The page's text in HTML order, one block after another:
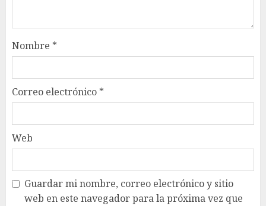
Nombre *
Correo electrónico *
Web
Guardar mi nombre, correo electrónico y sitio
web en este navegador para la próxima vez que